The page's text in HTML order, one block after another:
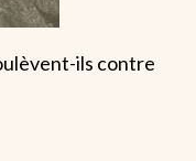
ils contre